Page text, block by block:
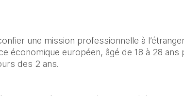
une mission professionnelle à
économique européen, âgé de 18 à 28 ans
des 2 ans.